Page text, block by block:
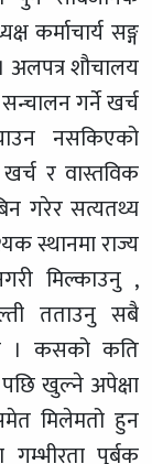
कर्माचार्य सङ्ग
अलपत्र शौचालय
गर्ने खर्च
नसकिएको
र वास्तविक
गरेर सत्यतथ्य
स्थानमा राज्य
मिल्काउनु ,
तताउनु सबै
हुन । कसको कति
खुल्ने अपेक्षा
मिलेमतो हुन
पुर्बक